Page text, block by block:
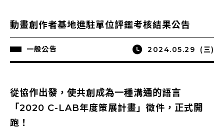
動畫創作者基地進駐單位評鑑考核結果公告
一般公告 2024.05.29 (三)
從協作出發，使共創成為一種溝通的語言
「2020 C-LAB年度策展計畫」徵件，正式開
跑！